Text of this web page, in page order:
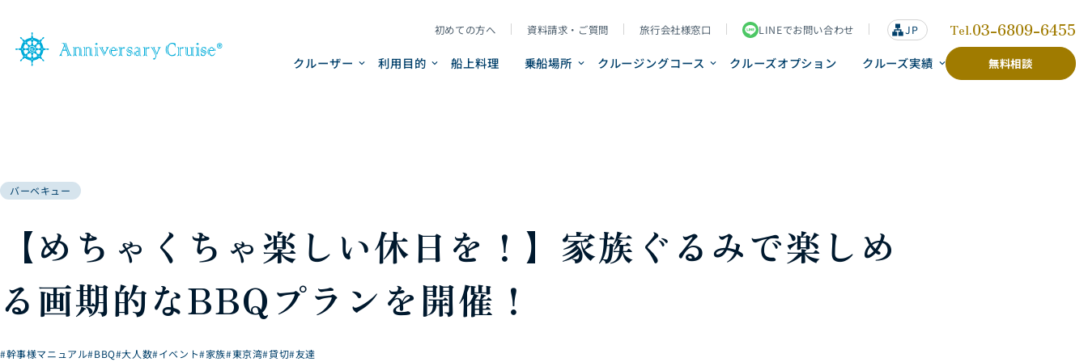
初めての方へ 資料請求・ご質問 旅行会社様窓口 LINEでお問い合わせ
lan
g
u
a
JP Tel.03-6809-6455
クルーザー 利用目的 船上料理 乗船場所 クルージングコース クルーズオプション クルーズ実績 無料相談
バーベキュー
【めちゃくちゃ楽しい休日を！】家族ぐるみで楽しめ
る画期的なBBQプランを開催！
#幹事様マニュアル#BBQ#大人数#イベント#家族#東京湾#貸切#友達